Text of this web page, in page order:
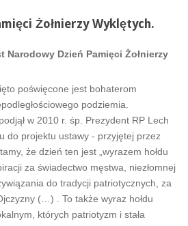
Żołnierzy Wyklętych.
Narodowy Dzień Pamięci Żołnierzy
poświęcone jest bohaterom
podziemia.
w 2010 r. śp. Prezydent RP Lech
do projektu ustawy - przyjętej przez
że dzień ten jest „wyrazem hołdu
za świadectwo męstwa, niezłomnej
do tradycji patriotycznych, za
(…) . To także wyraz hołdu
których patriotyzm i stała